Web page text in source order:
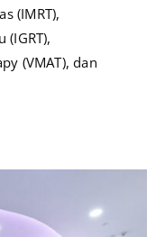
(IMRT),
(IGRT),
(VMAT), dan